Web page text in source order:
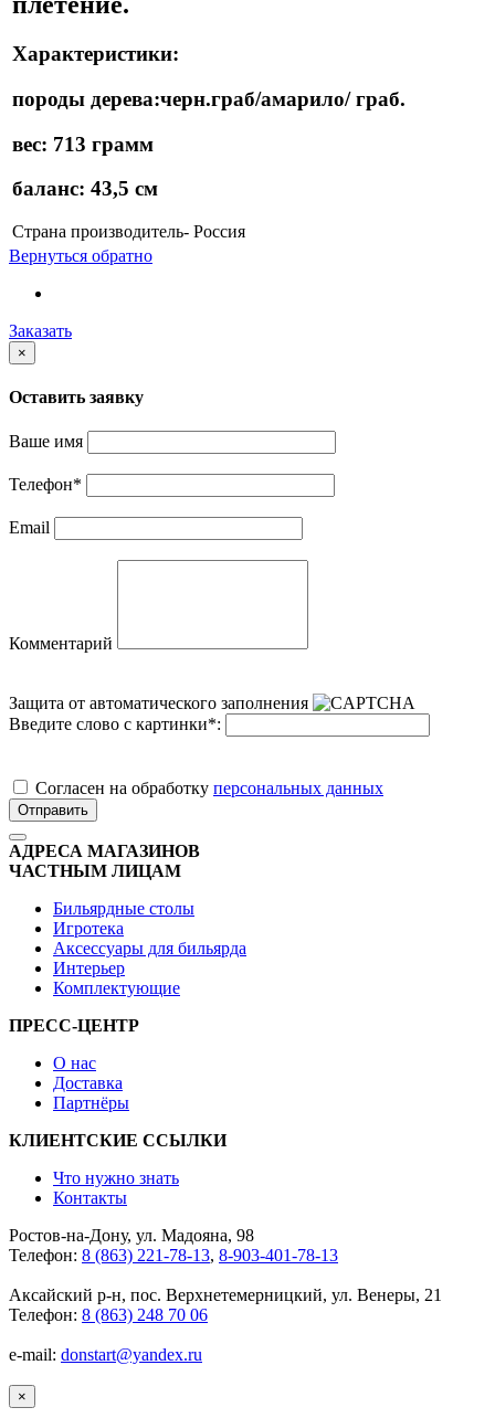
Характеристики:
породы дерева:черн.граб/амарило/ граб.
вес: 713 грамм
баланс: 43,5 см
Страна производитель- Россия
Вернуться обратно
Заказать
×
Оставить заявку
Ваше имя
Телефон*
Email
Комментарий
Защита от автоматического заполнения
Введите слово с картинки*:
Cогласен на обработку персональных данных
Отправить
АДРЕСА МАГАЗИНОВ
ЧАСТНЫМ ЛИЦАМ
Бильярдные столы
Игротека
Аксессуары для бильярда
Интерьер
Комплектующие
ПРЕСС-ЦЕНТР
О нас
Доставка
Партнёры
КЛИЕНТСКИЕ ССЫЛКИ
Что нужно знать
Контакты
Ростов-на-Дону, ул. Мадояна, 98
Телефон: 8 (863) 221-78-13, 8-903-401-78-13
Аксайский р-н, пос. Верхнетемерницкий, ул. Венеры, 21
Телефон: 8 (863) 248 70 06
e-mail: donstart@yandex.ru
×